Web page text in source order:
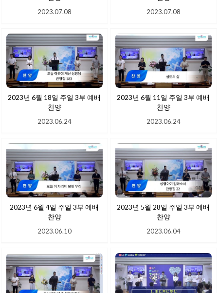
2023.07.08 2023.07.08
2023년 6월 18일 주일 3부 예배
찬양
2023.06.24
2023년 6월 11일 주일 3부 예배
찬양
2023.06.24
2023년 6월 4일 주일 3부 예배
찬양
2023.06.10
2023년 5월 28일 주일 3부 예배
찬양
2023.06.04